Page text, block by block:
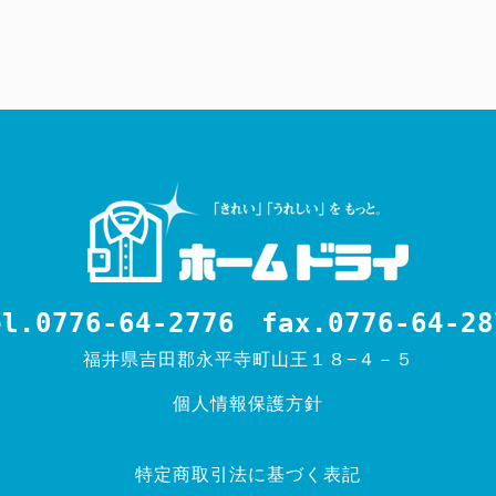
64-2776 fax.0776-64-
福井県吉田郡永平寺町山王１８−４－５
個人情報保護方針
特定商取引法に基づく表記